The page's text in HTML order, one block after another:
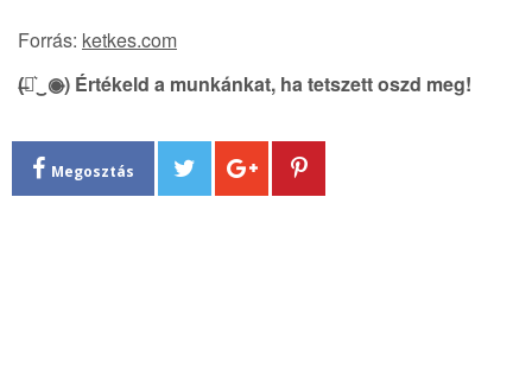
Forrás: ketkes.com
(̶◉͛‿◉̶) Értékeld a munkánkat, ha tetszett oszd meg!
Megosztás